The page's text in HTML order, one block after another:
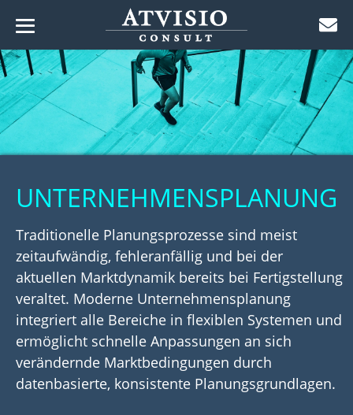
Zum
Inhalt
springen
Schalter
UNTERNEHMENSPLANUNG
Traditionelle Planungsprozesse sind meist
zeitaufwändig, fehleranfällig und bei der
aktuellen Marktdynamik bereits bei Fertigstellung
veraltet. Moderne Unternehmensplanung
integriert alle Bereiche in flexiblen Systemen und
ermöglicht schnelle Anpassungen an sich
verändernde Marktbedingungen durch
datenbasierte, konsistente Planungsgrundlagen.